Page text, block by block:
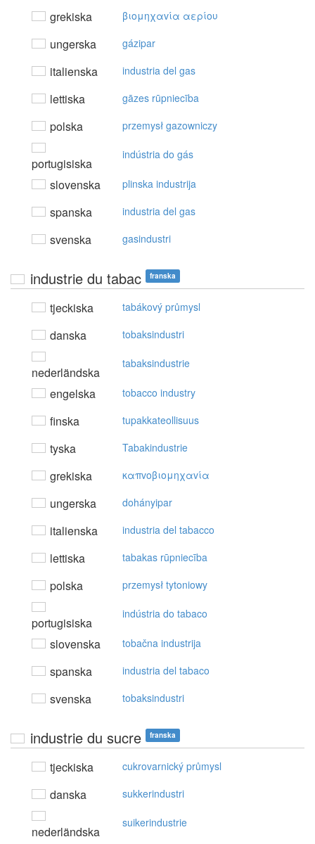
grekiska βιoμηχαvία αερίoυ
ungerska gázipar
italienska industria del gas
lettiska gāzes rūpniecība
polska przemysł gazowniczy
portugisiska
indústria do gás
slovenska plinska industrija
spanska industria del gas
svenska gasindustri
industrie du tabac franska
tjeckiska tabákový průmysl
danska tobaksindustri
nederländska
tabaksindustrie
engelska tobacco industry
finska tupakkateollisuus
tyska Tabakindustrie
grekiska καπvoβιoμηχαvία
ungerska dohányipar
italienska industria del tabacco
lettiska tabakas rūpniecība
polska przemysł tytoniowy
portugisiska
indústria do tabaco
slovenska tobačna industrija
spanska industria del tabaco
svenska tobaksindustri
industrie du sucre franska
tjeckiska cukrovarnický průmysl
danska sukkerindustri
nederländska
suikerindustrie